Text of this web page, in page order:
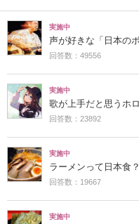
実施中
声が好きな「日本の
回答数：49556
実施中
歌が上手だと思うホ
回答数：23892
実施中
ラーメンって日本食
回答数：19667
実施中